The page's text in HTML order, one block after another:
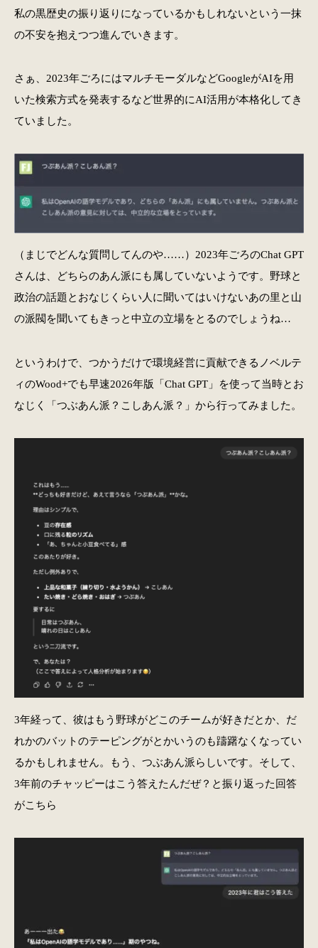
私の黒歴史の振り返りになっているかもしれないという一抹
の不安を抱えつつ進んでいきます。
さぁ、2023年ごろにはマルチモーダルなどGoogleがAIを用
いた検索方式を発表するなど世界的にAI活用が本格化してき
ていました。
（まじでどんな質問してんのや……）2023年ごろのChat GPT
さんは、どちらのあん派にも属していないようです。野球と
政治の話題とおなじくらい人に聞いてはいけないあの里と山
の派閥を聞いてもきっと中立の立場をとるのでしょうね…
というわけで、つかうだけで環境経営に貢献できるノベルテ
ィのWood+でも早速2026年版「Chat GPT」を使って当時とお
なじく「つぶあん派？こしあん派？」から行ってみました。
3年経って、彼はもう野球がどこのチームが好きだとか、だ
れかのバットのテーピングがとかいうのも躊躇なくなってい
るかもしれません。もう、つぶあん派らしいです。そして、
3年前のチャッピーはこう答えたんだぜ？と振り返った回答
がこちら